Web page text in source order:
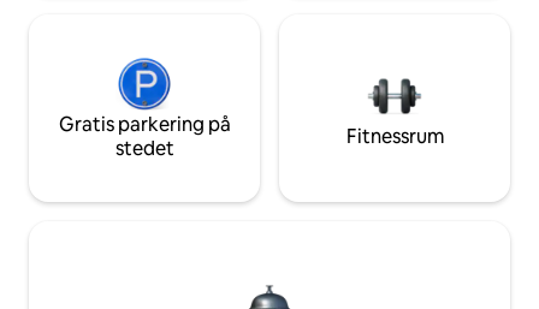
Gratis parkering på
stedet
Fitnessrum